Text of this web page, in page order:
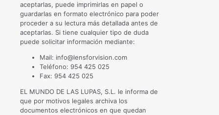
aceptarlas, puede imprimirlas en papel o
guardarlas en formato electrónico para poder
proceder a su lectura más detallada antes de
aceptarlas. Si tiene cualquier tipo de duda
puede solicitar información mediante:
Mail: info@lensforvision.com
Teléfono: 954 425 025
Fax: 954 425 025
EL MUNDO DE LAS LUPAS, S.L. le informa de
que por motivos legales archiva los
documentos electrónicos en que quedan